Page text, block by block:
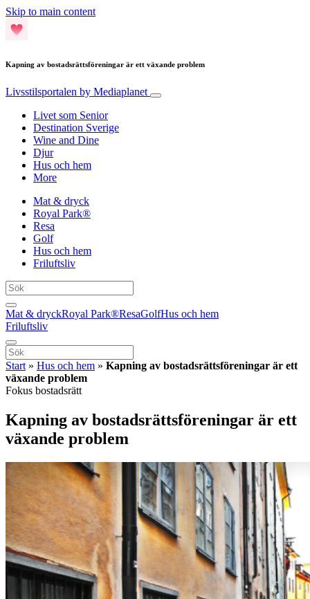
Skip to main content
Kapning av bostadsrättsföreningar är ett växande problem
Livsstilsportalen by Mediaplanet
Livet som Senior
Destination Sverige
Wine and Dine
Djur
Hus och hem
More
Mat & dryck
Royal Park®
Resa
Golf
Hus och hem
Friluftsliv
Mat & dryckRoyal Park®ResaGolfHus och hem
Friluftsliv
Start » Hus och hem » Kapning av bostadsrättsföreningar är ett
växande problem
Fokus bostadsrätt
Kapning av bostadsrättsföreningar är ett
växande problem